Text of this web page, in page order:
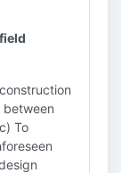
between
To